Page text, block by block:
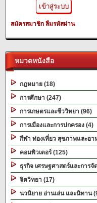
สมัครสมาชิก ลืมรหัสผ่าน
หมวดหนังสือ
กฎหมาย (18)
การศึกษา (247)
การเกษตรและชีววิทยา (96)
การเมืองและการปกครอง (4)
กีฬา ท่องเที่ยว สุขภาพและอา
คอมพิวเตอร์ (125)
ธุรกิจ เศรษฐศาสตร์และการจั
จิตวิทยา (17)
นวนิยาย อ่านเล่น และนิทาน